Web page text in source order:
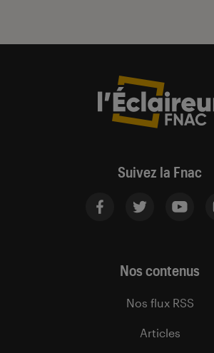
Suivez la Fnac
Nos contenus
Nos flux RSS
Articles